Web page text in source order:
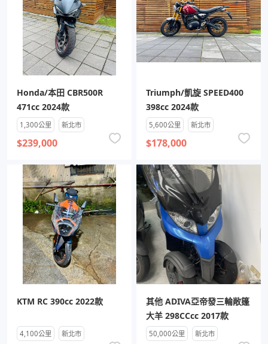
Honda/本田 CBR500R
471cc 2024款
1,300公里 新北市
$239,000
Triumph/凱旋 SPEED400
398cc 2024款
5,600公里 新北市
$178,000
KTM RC 390cc 2022款
4,100公里 新北市
其他 ADIVA亞帝發三輪敞篷
大羊 298CCcc 2017款
50,000公里 新北市